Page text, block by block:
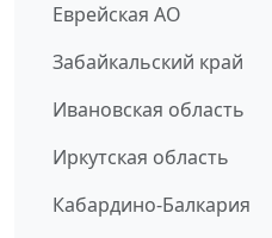
Еврейская АО
Забайкальский край
Ивановская область
Иркутская область
Кабардино-Балкария